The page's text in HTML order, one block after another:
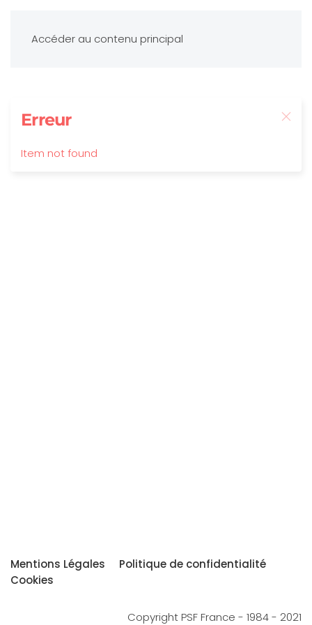
Accéder au contenu principal
Erreur
Item not found
Mentions Légales
Politique de confidentialité
Cookies
Copyright PSF France - 1984 - 2021